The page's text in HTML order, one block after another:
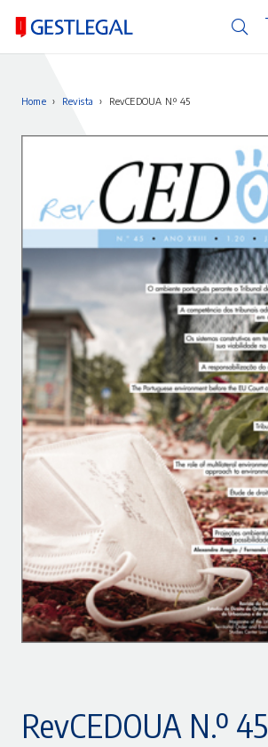
Home › Revista › RevCEDOUA N.º 45
RevCEDOUA N.º 45